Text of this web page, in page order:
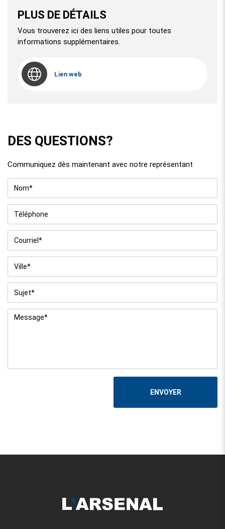
PLUS DE DÉTAILS
Vous trouverez ici des liens utiles pour toutes
informations supplémentaires.
Lien web
DES QUESTIONS?
Communiquez dès maintenant avec notre représentant
Nom *
Téléphone
Courriel *
Ville
Sujet
Message *